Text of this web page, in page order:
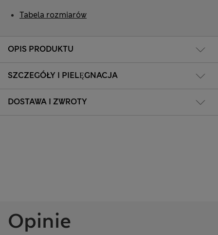
OPIS PRODUKTU
SZCZEGÓŁY I PIELĘGNACJA
DOSTAWA I ZWROTY
Tabela rozmiarów
Opinie